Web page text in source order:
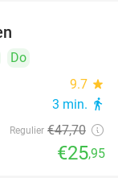
Do
9.7 star
3 min. directions_walk
Regulier €47,70
€25,95